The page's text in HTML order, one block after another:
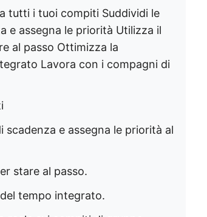
tutti i tuoi compiti Suddividi le
e assegna le priorità Utilizza il
al passo Ottimizza la
Lavora con i compagni di
e assegna le priorità al
stare al passo.
tempo integrato.